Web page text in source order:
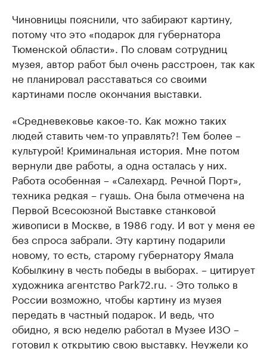
Чиновницы пояснили, что забирают картину,
потому что это «подарок для губернатора
Тюменской области». По словам сотрудниц
музея, автор работ был очень расстроен, так как
не планировал расставаться со своими
картинами после окончания выставки.
«Средневековье какое-то. Как можно таких
людей ставить чем-то управлять?! Тем более –
культурой! Криминальная история. Мне потом
вернули две работы, а одна осталась у них.
Работа особенная – «Салехард. Речной Порт»,
техника редкая – гуашь. Она была отмечена на
Первой Всесоюзной Выставке станковой
живописи в Москве, в 1986 году. И вот у меня ее
без спроса забрали. Эту картину подарили
новому, то есть, старому губернатору Ямала
Кобылкину в честь победы в выборах. – цитирует
художника агентство Park72.ru. - Это только в
России возможно, чтобы картину из музея
передать в частный подарок. И ведь, что
обидно, я всю неделю работал в Музее ИЗО –
готовил к открытию свою выставку. Неужели ко